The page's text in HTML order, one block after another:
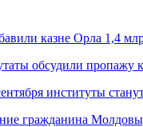
казне Орла 1,4
обсудили пропажу
институты
гражданина